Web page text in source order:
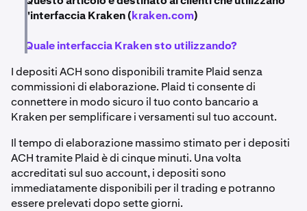
l'interfaccia Kraken (kraken.com)
Quale interfaccia Kraken sto utilizzando?
I depositi ACH sono disponibili tramite Plaid senza
commissioni di elaborazione. Plaid ti consente di
connettere in modo sicuro il tuo conto bancario a
Kraken per semplificare i versamenti sul tuo account.
Il tempo di elaborazione massimo stimato per i depositi
ACH tramite Plaid è di cinque minuti. Una volta
accreditati sul suo account, i depositi sono
immediatamente disponibili per il trading e potranno
essere prelevati dopo sette giorni.